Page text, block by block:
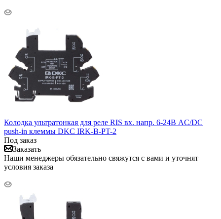
Колодка ультратонкая для реле RIS вх. напр. 6-24В AC/DC
push-in клеммы DKC IRK-B-PT-2
Под заказ
Заказать
Наши менеджеры обязательно свяжутся с вами и уточнят
условия заказа